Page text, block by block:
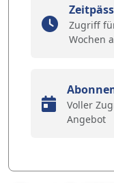
Zugriff
Wochen
Voller
Angebot